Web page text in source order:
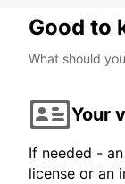
Good to
What should
Your
If needed -
license or an